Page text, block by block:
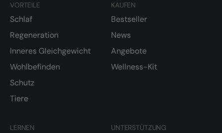
VORTEILE
Schlaf
Regeneration
Inneres Gleichgewicht
Wohlbefinden
Schutz
Tiere
KAUFEN
Bestseller
News
Angebote
Wellness-Kit
LERNEN UNTERSTÜTZUNG